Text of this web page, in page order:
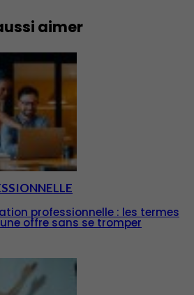
aimer
professionnelle : les termes
offre sans se tromper